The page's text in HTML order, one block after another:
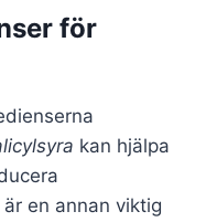
för
kan hjälpa
är en annan viktig